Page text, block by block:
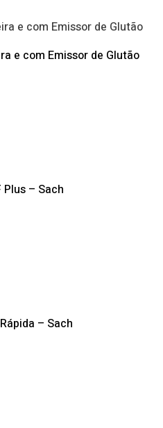
e com Emissor de Glutão
Plus – Sach
– Sach